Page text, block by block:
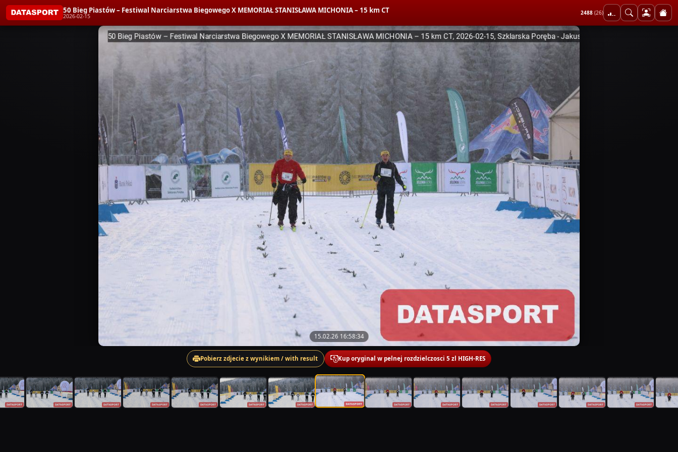
50 Bieg Piastów – Festiwal Narciarstwa Biegowego X MEMORIAŁ STANISŁAWA MICHONIA – 15 km CT
2026-02-15 2488 (26)
15.02.26 16:58:34
Pobierz zdjecie z wynikiem / with result Kup oryginal w pelnej rozdzielczosci 5 zl HIGH-RES